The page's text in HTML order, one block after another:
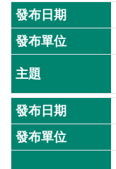
導
覽
民
意
信
箱
雙